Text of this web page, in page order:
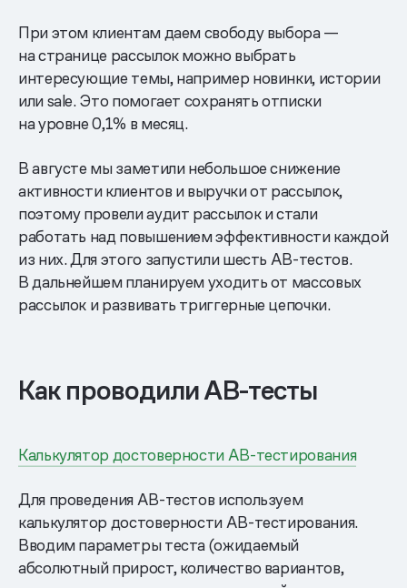
При этом клиентам даем свободу выбора —
на странице рассылок можно выбрать
интересующие темы, например новинки, истории
или sale. Это помогает сохранять отписки
на уровне 0,1% в месяц.
В августе мы заметили небольшое снижение
активности клиентов и выручки от рассылок,
поэтому провели аудит рассылок и стали
работать над повышением эффективности каждой
из них. Для этого запустили шесть AB-тестов.
В дальнейшем планируем уходить от массовых
рассылок и развивать триггерные цепочки.
Как проводили AB-тесты
Калькулятор достоверности AB-тестирования
Для проведения AB-тестов используем
калькулятор достоверности AB-тестирования.
Вводим параметры теста (ожидаемый
абсолютный прирост, количество вариантов,